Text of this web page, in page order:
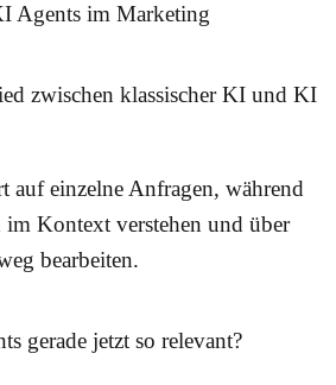
Agents im Marketing
zwischen klassischer KI und KI
auf einzelne Anfragen, während
Kontext verstehen und über
bearbeiten.
gerade jetzt so relevant?